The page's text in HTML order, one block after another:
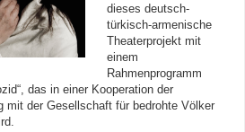
dieses deutsch-
türkisch-armenische
Theaterprojekt mit
einem
Rahmenprogramm
das in einer Kooperation der
mit der Gesellschaft für bedrohte Völker